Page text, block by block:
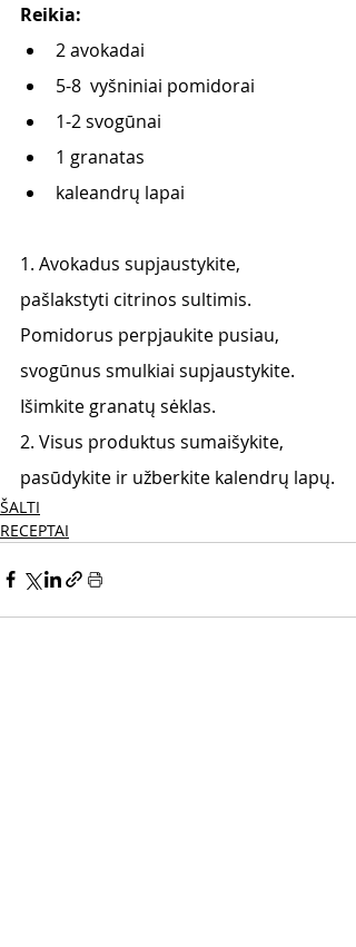
Reikia:
2 avokadai
5-8  vyšniniai pomidorai
1-2 svogūnai
1 granatas
kaleandrų lapai
1. Avokadus supjaustykite,
pašlakstyti citrinos sultimis.
Pomidorus perpjaukite pusiau,
svogūnus smulkiai supjaustykite.
Išimkite granatų sėklas.
2. Visus produktus sumaišykite,
pasūdykite ir užberkite kalendrų lapų.
ŠALTI
RECEPTAI